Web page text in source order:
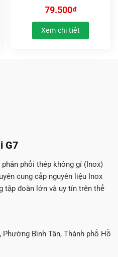
79.500₫
Xem chi tiết
G7
phối thép không gỉ (Inox)
cung cấp nguyên liệu Inox
tập đoàn lớn và uy tín trên thế
Bình Tân, Thành phố Hồ